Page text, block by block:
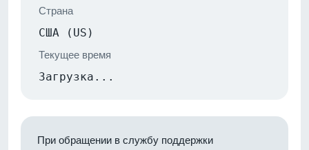
Страна
США (US)
Текущее время
Загрузка...
При обращении в службу поддержки